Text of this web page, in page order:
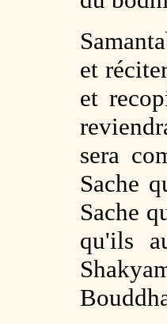
et
et
sera
Sache
Sache
qu'ils